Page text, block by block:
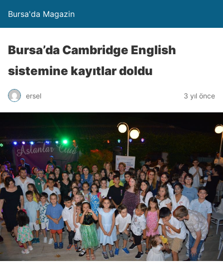
Bursa'da Magazin
Bursa’da Cambridge English
sistemine kayıtlar doldu
ersel 3 yıl önce